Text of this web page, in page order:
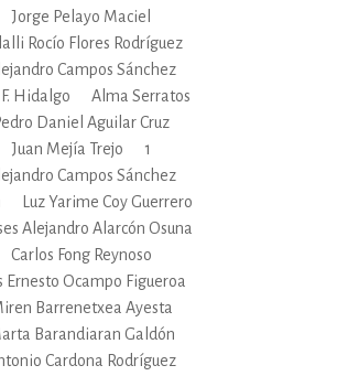
Jorge Pelayo Maciel
Rocío Flores Rodríguez
Campos Sánchez
Hidalgo
Alma Serratos
Daniel Aguilar Cruz
Juan Mejía Trejo
1
Campos Sánchez
Luz Yarime Coy Guerrero
Alejandro Alarcón Osuna
Carlos Fong Reynoso
Ernesto Ocampo Figueroa
Barrenetxea Ayesta
Barandiaran Galdón
Cardona Rodríguez